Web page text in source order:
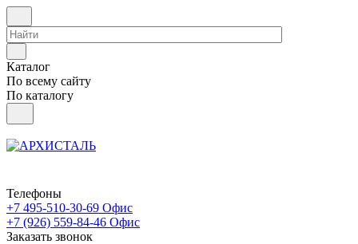
Каталог
По всему сайту
По каталогу
Телефоны
+7 495-510-30-69 Офис
+7 (926) 559-84-46 Офис
Заказать звонок